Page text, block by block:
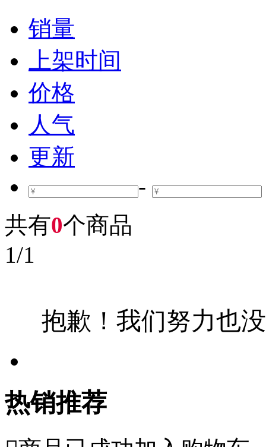
销量
上架时间
价格
人气
更新
-
共有0个商品
1/1
抱歉！我们努力也
热销推荐